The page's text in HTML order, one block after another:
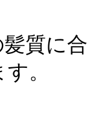
質に
。